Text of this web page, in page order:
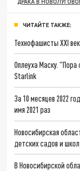
ЧИТАЙТЕ ТАКЖЕ:
Технофашисты XXI
Оплеуха Маску. "Пора
Starlink
За 10 месяцев 2022
имя 2021 раз
Новосибирская
детских садов и
В Новосибирской